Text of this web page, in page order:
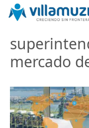
mercado